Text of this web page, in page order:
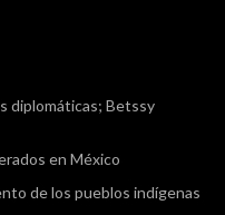
diplomáticas; Betssy
en México
de los pueblos indígenas